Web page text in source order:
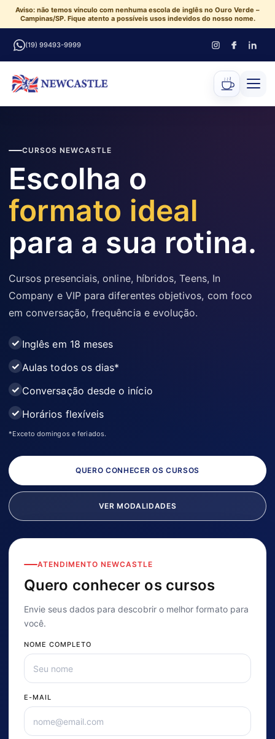
Aviso: não temos vínculo com nenhuma escola de inglês no Ouro Verde –
Campinas/SP. Fique atento a possíveis usos indevidos do nosso nome.
(19) 99493-9999
CURSOS NEWCASTLE
Escolha o
formato ideal
para a sua rotina.
Cursos presenciais, online, híbridos, Teens, In
Company e VIP para diferentes objetivos, com foco
em conversação, frequência e evolução.
Inglês em 18 meses
Aulas todos os dias*
Conversação desde o início
Horários flexíveis
*Exceto domingos e feriados.
QUERO CONHECER OS CURSOS
VER MODALIDADES
ATENDIMENTO NEWCASTLE
Quero conhecer os cursos
Envie seus dados para descobrir o melhor formato para
você.
NOME COMPLETO
E-MAIL